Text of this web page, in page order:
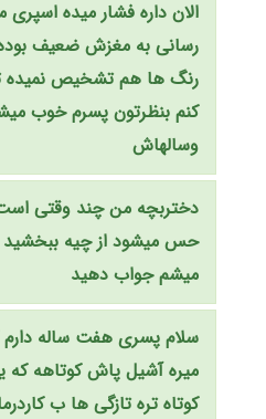
الان داره فشار میده
رسانی به مغزش ضعیف بوده
رنگ ها هم تشخیص نمیده
کنم بنظرتون پسرم خوب
وسالهاش
دختربچه من چند وقتی
حس میشود از چیه ببخشید
میشم جواب دهید
سلام پسری هفت ساله
میره آشیل پاش کوتاهه
کوتاه تره تازگی ها ب